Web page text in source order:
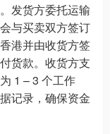
发货方委托运输
与买卖双方签订
港并由收货方签
货款。收货方支
1 – 3 个工作
记录，确保资金